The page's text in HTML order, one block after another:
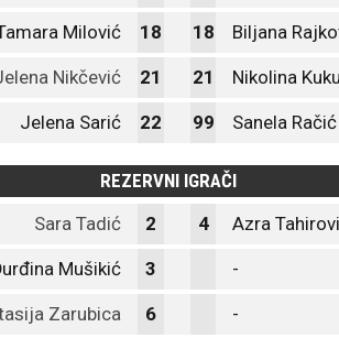
Milović 18 18 Biljana
Nikčević 21 21 Nikolina
Jelena Sarić 22 99 Sanela Račić
REZERVNI IGRAČI
Sara Tadić 2 4 Azra
Mušikić 3 -
Zarubica 6 -